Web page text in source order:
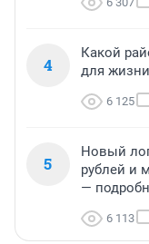
4
Какой
для
6 125
5
Новый
рублей и
—
6 113